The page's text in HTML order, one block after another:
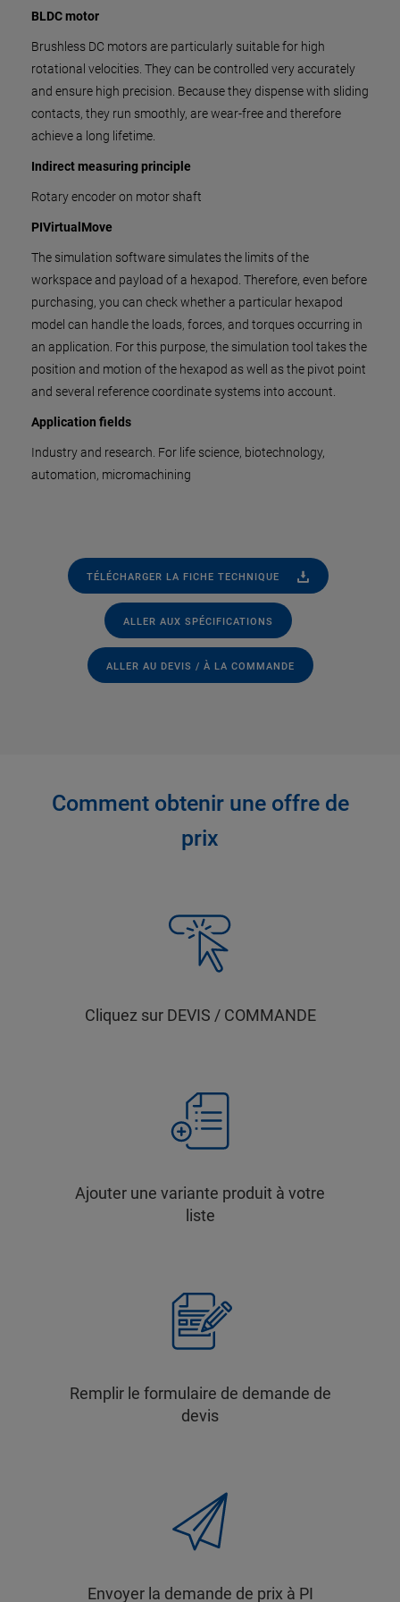
BLDC motor
Brushless DC motors are particularly suitable for high
rotational velocities. They can be controlled very accurately
and ensure high precision. Because they dispense with sliding
contacts, they run smoothly, are wear-free and therefore
achieve a long lifetime.
Indirect measuring principle
Rotary encoder on motor shaft
PIVirtualMove
The simulation software simulates the limits of the
workspace and payload of a hexapod. Therefore, even before
purchasing, you can check whether a particular hexapod
model can handle the loads, forces, and torques occurring in
an application. For this purpose, the simulation tool takes the
position and motion of the hexapod as well as the pivot point
and several reference coordinate systems into account.
Application fields
Industry and research. For life science, biotechnology,
automation, micromachining
TÉLÉCHARGER LA FICHE TECHNIQUE
ALLER AUX SPÉCIFICATIONS
ALLER AU DEVIS / À LA COMMANDE
Comment obtenir une offre de
prix
Cliquez sur DEVIS / COMMANDE
Ajouter une variante produit à votre
liste
Remplir le formulaire de demande de
devis
Envoyer la demande de prix à PI